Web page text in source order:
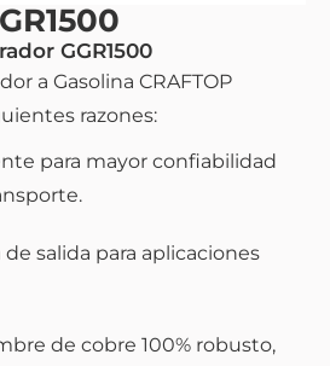
GGR1500
a Gasolina CRAFTOP
razones:
para mayor confiabilidad
salida para aplicaciones
de cobre 100% robusto,